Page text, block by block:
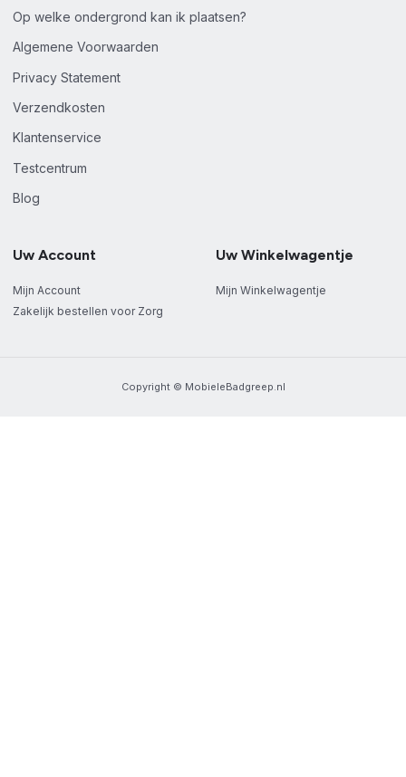
Op welke ondergrond kan ik plaatsen?
Algemene Voorwaarden
Privacy Statement
Verzendkosten
Klantenservice
Testcentrum
Blog
Uw Account
Mijn Account
Zakelijk bestellen voor Zorg
Uw Winkelwagentje
Mijn Winkelwagentje
Copyright © MobieleBadgreep.nl